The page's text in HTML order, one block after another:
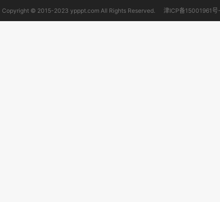
Copyright © 2015-2023 ypppt.com All Rights Reserved. 津ICP备15001961号